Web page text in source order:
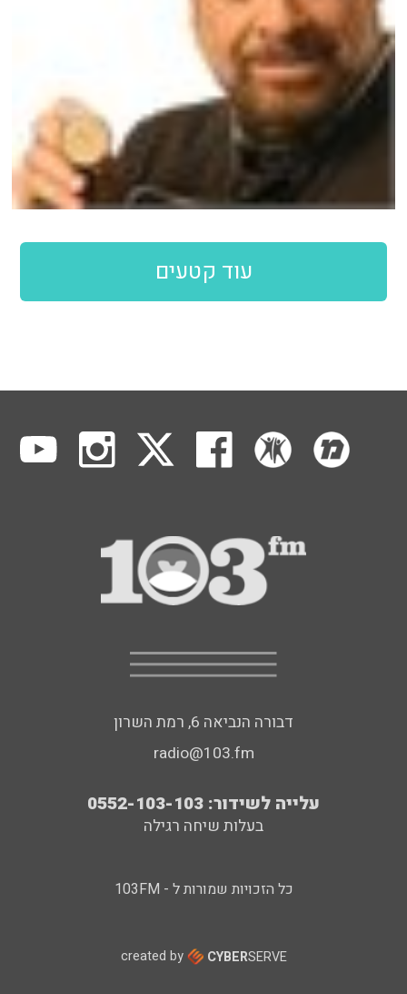
עוד קטעים
דבורה הנביאה 6, רמת השרון
radio@103.fm
עלייה לשידור: 0552-103-103
בעלות שיחה רגילה
כל הזכויות שמורות ל - 103FM
created by CYBERSERVE